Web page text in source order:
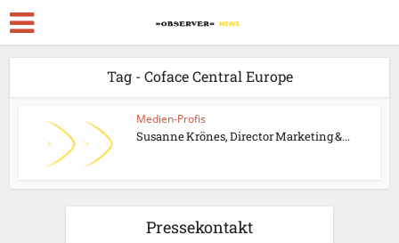
Tag - Coface Central Europe
Medien-Profis
Susanne Krönes, Director Marketing &...
Pressekontakt